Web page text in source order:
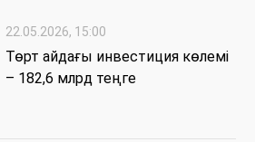
22.05.2026, 15:00
Төрт айдағы инвестиция көлемі
– 182,6 млрд теңге